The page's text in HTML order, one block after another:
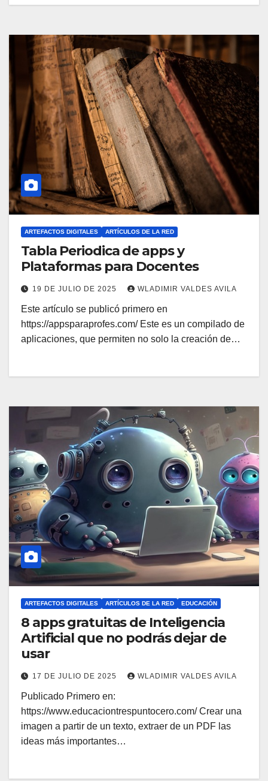
ARTEFACTOS DIGITALES ARTÍCULOS DE LA RED
Tabla Periodica de apps y
Plataformas para Docentes
19 DE JULIO DE 2025 WLADIMIR VALDES AVILA
Este artículo se publicó primero en
https://appsparaprofes.com/ Este es un compilado de
aplicaciones, que permiten no solo la creación de…
ARTEFACTOS DIGITALES ARTÍCULOS DE LA RED EDUCACIÓN
8 apps gratuitas de Inteligencia
Artificial que no podrás dejar de
usar
17 DE JULIO DE 2025 WLADIMIR VALDES AVILA
Publicado Primero en:
https://www.educaciontrespuntocero.com/ Crear una
imagen a partir de un texto, extraer de un PDF las
ideas más importantes…